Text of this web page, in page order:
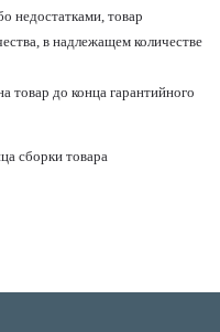
недостатками, товар
в надлежащем количестве
товар до конца гарантийного
сборки товара